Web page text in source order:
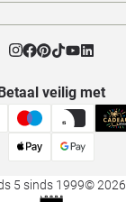
veilig met
5 sinds 1999© 2026